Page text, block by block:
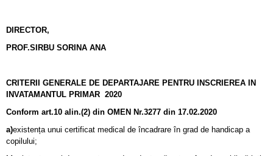
DIRECTOR,
PROF.SIRBU SORINA ANA
CRITERII GENERALE DE DEPARTAJARE PENTRU INSCRIEREA IN
INVATAMANTUL PRIMAR 2020
Conform art.10 alin.(2) din OMEN Nr.3277 din 17.02.2020
a)existența unui certificat medical de încadrare în grad de handicap a
copilului;